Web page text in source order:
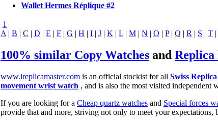
Wallet Hermes Réplique #2
1
A | B | C | D | E | F | G | H | I | J | K | L | M | N | O | P| Q | R | S | T |
100% similar Copy Watches and Replica
www.ireplicamaster.com is an official stockist for all Swiss
movement wrist watch , and is also the most visited independent
If you are looking for a Cheap quartz watches and Special forces
provide that and more, striving not only to meet your expectations,